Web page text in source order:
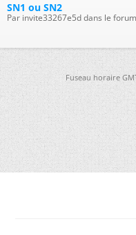
SN1 ou SN2
Par invite33267e5d dans le
Fuseau horaire